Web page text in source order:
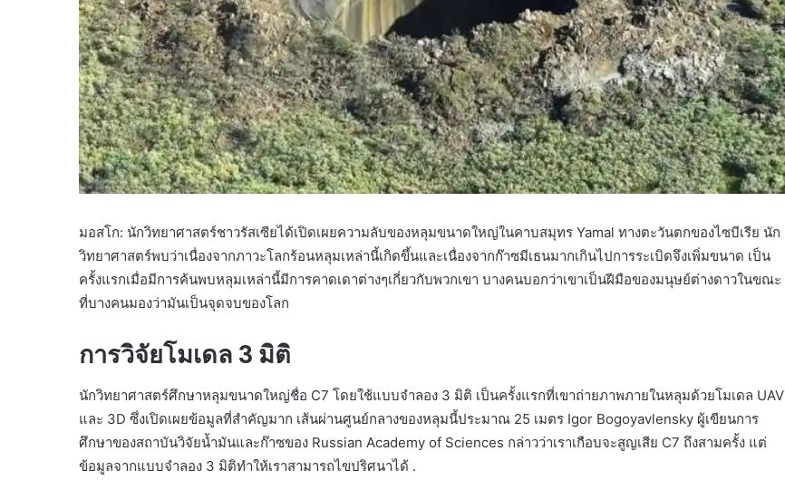
มอสโก: นักวิทยาศาสตร์ชาวรัสเซียได้เปิดเผยความลับของหลุมขนาดใหญ่ในคาบสมุทร Yamal ทางตะวันตกของไซบีเรีย นัก
วิทยาศาสตร์พบว่าเนื่องจากภาวะโลกร้อนหลุมเหล่านี้เกิดขึ้นและเนื่องจากก๊าซมีเธนมากเกินไปการระเบิดจึงเพิ่มขนาด เป็น
ครั้งแรกเมื่อมีการค้นพบหลุมเหล่านี้มีการคาดเดาต่างๆเกี่ยวกับพวกเขา บางคนบอกว่าเขาเป็นฝีมือของมนุษย์ต่างดาวในขณะ
ที่บางคนมองว่ามันเป็นจุดจบของโลก
การวิจัยโมเดล 3 มิติ
นักวิทยาศาสตร์ศึกษาหลุมขนาดใหญ่ชื่อ C7 โดยใช้แบบจำลอง 3 มิติ เป็นครั้งแรกที่เขาถ่ายภาพภายในหลุมด้วยโมเดล UAV
และ 3D ซึ่งเปิดเผยข้อมูลที่สำคัญมาก เส้นผ่านศูนย์กลางของหลุมนี้ประมาณ 25 เมตร Igor Bogoyavlensky ผู้เขียนการ
ศึกษาของสถาบันวิจัยน้ำมันและก๊าซของ Russian Academy of Sciences กล่าวว่าเราเกือบจะสูญเสีย C7 ถึงสามครั้ง แต่
ข้อมูลจากแบบจำลอง 3 มิติทำให้เราสามารถไขปริศนาได้ .